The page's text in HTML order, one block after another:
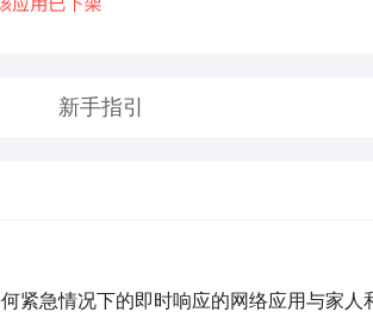
新手指引
紧急情况下的即时响应的网络应用与家人